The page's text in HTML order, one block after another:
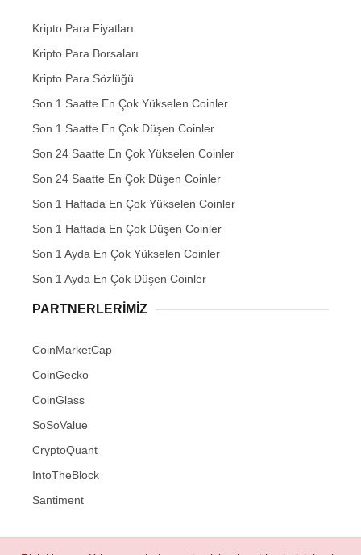
Kripto Para Fiyatları
Kripto Para Borsaları
Kripto Para Sözlüğü
Son 1 Saatte En Çok Yükselen Coinler
Son 1 Saatte En Çok Düşen Coinler
Son 24 Saatte En Çok Yükselen Coinler
Son 24 Saatte En Çok Düşen Coinler
Son 1 Haftada En Çok Yükselen Coinler
Son 1 Haftada En Çok Düşen Coinler
Son 1 Ayda En Çok Yükselen Coinler
Son 1 Ayda En Çok Düşen Coinler
PARTNERLERIMIZ
CoinMarketCap
CoinGecko
CoinGlass
SoSoValue
CryptoQuant
IntoTheBlock
Santiment